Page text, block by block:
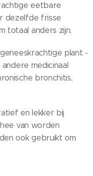
eetbare
dezelfde frisse
totaal anders zijn.
plant -
medicinaal
bronchitis,
en lekker bij
van worden
ook gebruikt om